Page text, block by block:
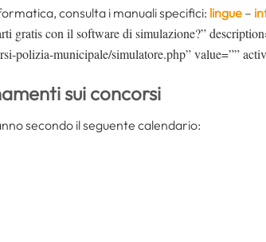
consulta i manuali specifici: lingue –
gratis con il software di simulazione?”
polizia-municipale/simulatore.php” value=””
sui concorsi
secondo il seguente calendario: